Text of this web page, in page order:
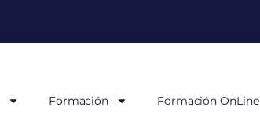
Formación Formación OnLine